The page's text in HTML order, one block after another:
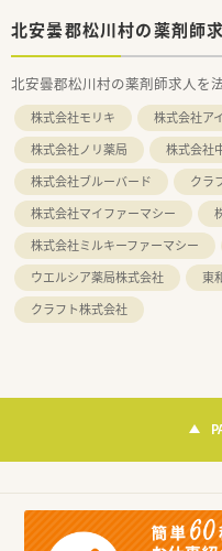
北安曇郡松川村の薬剤師
北安曇郡松川村の薬剤師求人を
株式会社モリキ 株式会社ア
株式会社ノリ薬局
株式会社
株式会社ブルーバード
クラ
株式会社マイファーマシー
株式会社ミルキーファーマシー
ウエルシア薬局株式会社
東
クラフト株式会社